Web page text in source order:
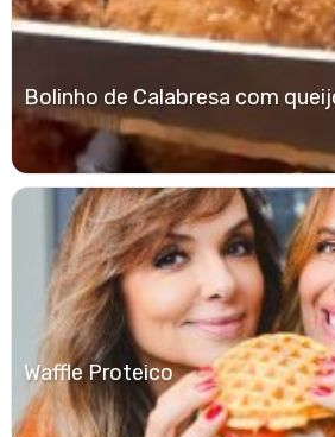
Bolinho de Calabresa com
Waffle Proteico